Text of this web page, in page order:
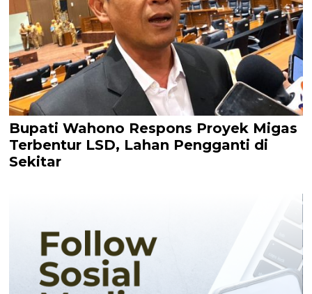
Bupati Wahono Respons Proyek Migas
Terbentur LSD, Lahan Pengganti di
Sekitar